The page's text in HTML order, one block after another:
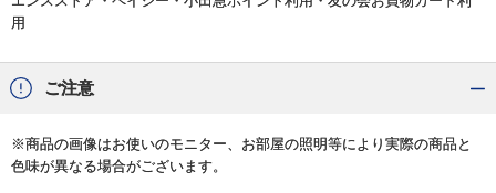
用
ご注意
※商品の画像はお使いのモニター、お部屋の照明等により実際の商品と
色味が異なる場合がございます。